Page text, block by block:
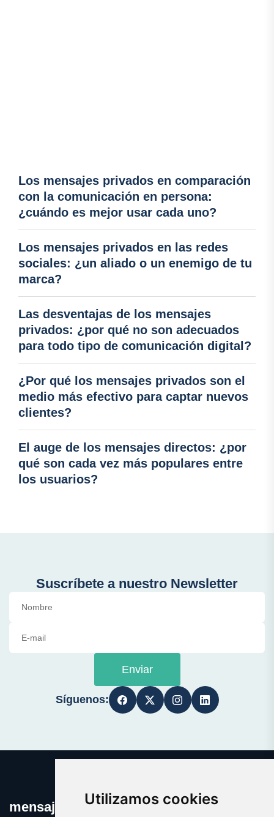
Utilizamos cookies
Los mensajes privados en comparación
con la comunicación en persona:
¿cuándo es mejor usar cada uno?
Los mensajes privados en las redes
sociales: ¿un aliado o un enemigo de tu
marca?
Las desventajas de los mensajes
privados: ¿por qué no son adecuados
para todo tipo de comunicación digital?
¿Por qué los mensajes privados son el
medio más efectivo para captar nuevos
clientes?
El auge de los mensajes directos: ¿por
qué son cada vez más populares entre
los usuarios?
Suscríbete a nuestro Newsletter
Enviar
Síguenos:
mensajeprivado.com